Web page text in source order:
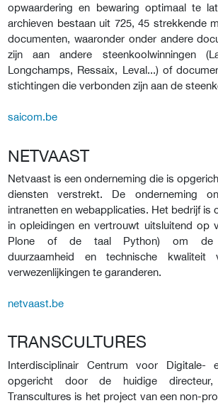
opwaardering en bewaring optimaal te
archieven bestaan uit 725, 45 strekkende
documenten, waaronder onder andere
zijn aan andere steenkoolwinningen
Longchamps, Ressaix, Leval...) of
stichtingen die verbonden zijn aan de
saicom.be
NETVAAST
Netvaast is een onderneming die is
diensten verstrekt. De onderneming
intranetten en webapplicaties. Het bedrijf is
in opleidingen en vertrouwt uitsluitend op
Plone of de taal Python) om de
duurzaamheid en technische
verwezenlijkingen te garanderen.
netvaast.be
TRANSCULTURES
Interdisciplinair Centrum voor Digitale-
opgericht door de huidige directeur,
Transcultures is het project van een non-